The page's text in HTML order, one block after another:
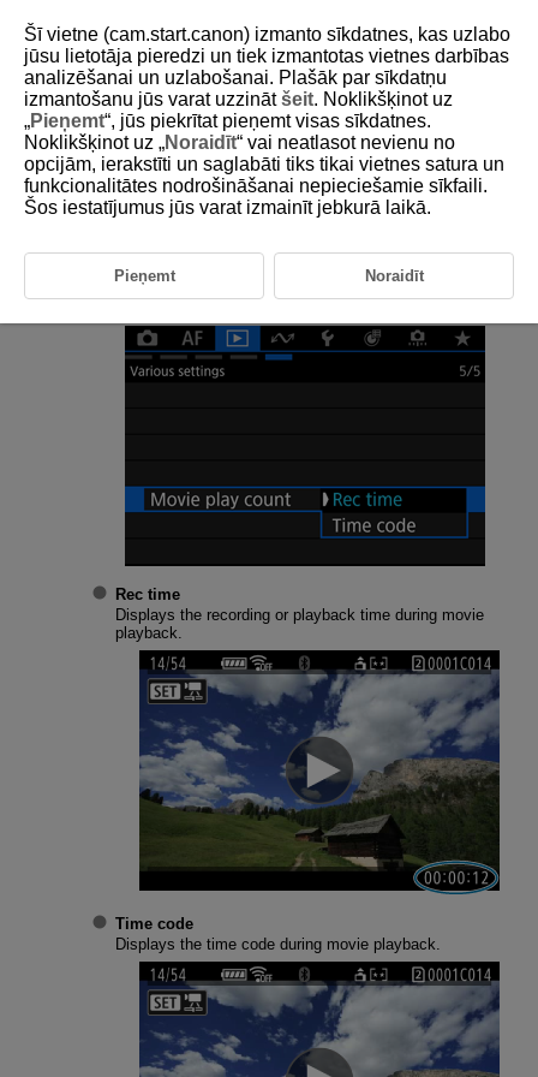
D388-172
Movie Play Count
You can select how time is displayed on the movie playback screen.
Select [
).
Rec time
Displays the recording or playback time during movie
playback.
Time code
Displays the time code during movie playback.
Šī vietne (cam.start.canon) izmanto sīkdatnes, kas uzlabo
jūsu lietotāja pieredzi un tiek izmantotas vietnes darbības
analizēšanai un uzlabošanai. Plašāk par sīkdatņu
izmantošanu jūs varat uzzinātšeit. Noklikšķinot uz
„Pieņemt“, jūs piekrītat pieņemt visas sīkdatnes.
Noklikšķinot uz „Noraidīt“ vai neatlasot nevienu no
opcijām, ierakstīti un saglabāti tiks tikai vietnes satura un
funkcionalitātes nodrošināšanai nepieciešamie sīkfaili.
Šos iestatījumus jūs varat izmainīt jebkurā laikā.
Pieņemt Noraidīt